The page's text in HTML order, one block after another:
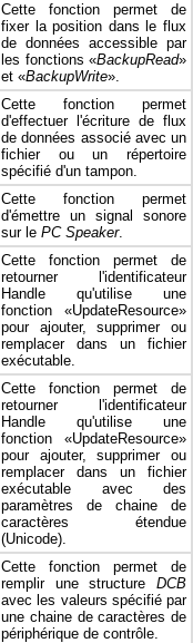
Cette fonction permet de
fixer la position dans le flux
de données accessible par
les fonctions «BackupRead»
et «BackupWrite».
Cette fonction permet
d'effectuer l'écriture de flux
de données associé avec un
fichier ou un répertoire
spécifié d'un tampon.
Cette fonction permet
d'émettre un signal sonore
sur le PC Speaker.
Cette fonction permet de
retourner l'identificateur
Handle qu'utilise une
fonction «UpdateResource»
pour ajouter, supprimer ou
remplacer dans un fichier
exécutable.
Cette fonction permet de
retourner l'identificateur
Handle qu'utilise une
fonction «UpdateResource»
pour ajouter, supprimer ou
remplacer dans un fichier
exécutable avec des
paramètres de chaine de
caractères étendue
(Unicode).
Cette fonction permet de
remplir une structure DCB
avec les valeurs spécifié par
une chaine de caractères de
périphérique de contrôle.